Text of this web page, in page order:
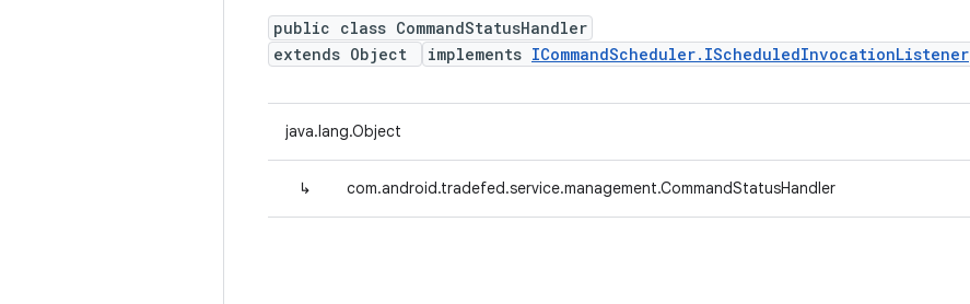
public class CommandStatusHandler
extends Object
implements ICommandScheduler.IScheduledInvocationListener
java.lang.Object
↳ com.android.tradefed.service.management.CommandStatusHandler